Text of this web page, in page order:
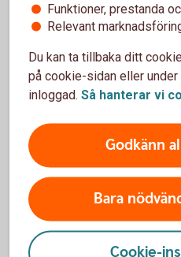
Räntor, priser ochkurser
För att se detta
godkänna cookies
Funktioner, prestanda
Relevant
Du kan ta tillbaka ditt
på cookie-sidan eller under
inloggad. Så hanterar vi
Godkänn
Bara
Cookie-